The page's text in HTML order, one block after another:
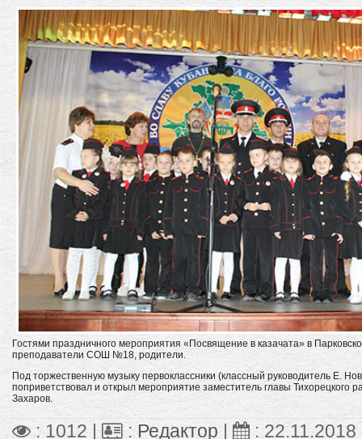
Гостями праздничного мероприятия «Посвящение в казачата» в
преподаватели СОШ №18, родители.
Под торжественную музыку первоклассники (классный руководитель Е.
поприветствовал и открыл мероприятие заместитель главы Тихорецкого
Захаров.
: 1012 | :Редактор : 22.11.2018